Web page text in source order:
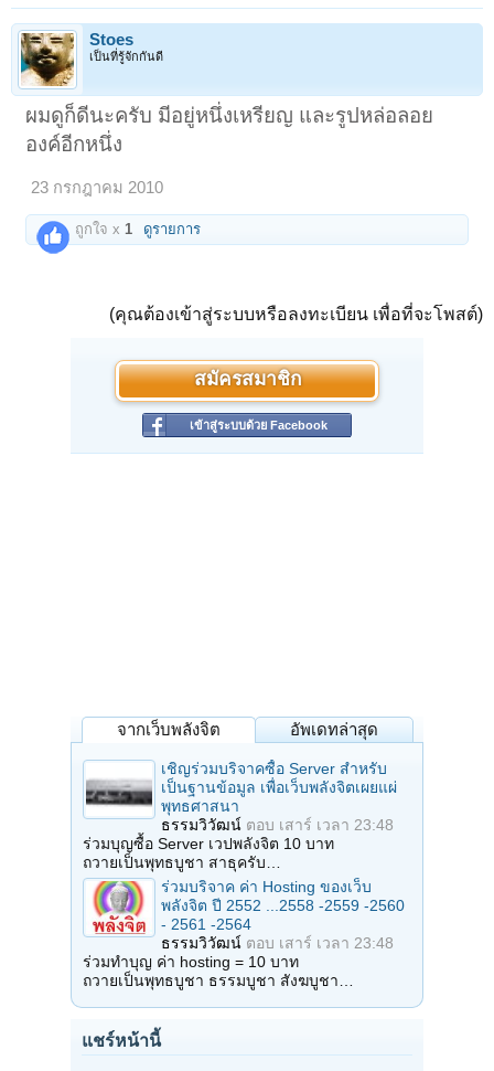
Stoes
เป็นที่รู้จักกันดี
ผมดูก็ดีนะครับ มีอยู่หนึ่งเหรียญ และรูปหล่อลอย
องค์อีกหนึ่ง
23 กรกฎาคม 2010
ถูกใจ x1 ดูรายการ
(คุณต้องเข้าสู่ระบบหรือลงทะเบียน เพื่อที่จะโพสต์)
สมัครสมาชิก
เข้าสู่ระบบด้วย Facebook
จากเว็บพลังจิต อัพเดทล่าสุด
เชิญร่วมบริจาคซื้อ Server สำหรับ
เป็นฐานข้อมูล เพื่อเว็บพลังจิตเผยแผ่
พุทธศาสนา
ธรรมวิวัฒน์ ตอบ เสาร์ เวลา 23:48
ร่วมบุญซื้อ Server เวปพลังจิต 10 บาท
ถวายเป็นพุทธบูชา สาธุครับ…
ร่วมบริจาค ค่า Hosting ของเว็บ
พลังจิต ปี 2552 ...2558 -2559 -2560
- 2561 -2564
ธรรมวิวัฒน์ ตอบ เสาร์ เวลา 23:48
ร่วมทำบุญ ค่า hosting = 10 บาท
ถวายเป็นพุทธบูชา ธรรมบูชา สังฆบูชา…
แชร์หน้านี้